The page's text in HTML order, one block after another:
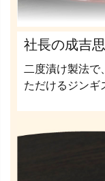
社長の成吉
二度漬け製法で
ただけるジンギ